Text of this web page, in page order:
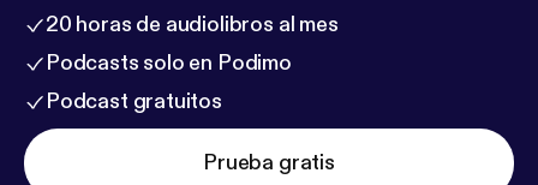
20 horas de audiolibros al mes
Podcasts solo en Podimo
Podcast gratuitos
Prueba gratis